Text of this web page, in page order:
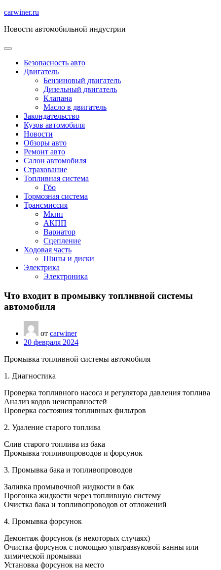
Перейти
содержимому
carwiner.ru
Новости автомобильной индустрии
Безопасность авто
Двигатель
Бензиновый двигатель
Дизельный двигатель
Клапана
Масло в двигатель
Закондательство
Кузов автомобиля
Новости
Обзоры авто
Ремонт авто
Салон автомобиля
Страхование
Топливная система
Гбо
Тормозная система
Трансмиссия
Мкпп
АКПП
Вариатор
Сцепление
Ходовая часть
Шины и диски
Электрика
Электроника
Что входит в промывку топливной системы
автомобиля
от carwiner
20 февраля 2024
Промывка топливной системы автомобиля
1. Диагностика
Проверка топливного насоса и регулятора давления топлива
Анализ кодов неисправностей
Проверка состояния топливных фильтров
2. Удаление старого топлива
Слив старого топлива из бака
Промывка топливопроводов и форсунок
3. Промывка бака и топливопроводов
Заливка промывочной жидкости в бак
Прогонка жидкости через топливную систему
Очистка бака и топливопроводов от отложений
4. Промывка форсунок
Демонтаж форсунок (в некоторых случаях)
Очистка форсунок с помощью ультразвуковой ванны или
химической промывки
Установка форсунок на место